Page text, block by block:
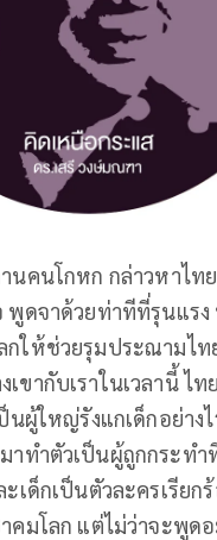
นคนโกหก กล่าวหาไท
พูดจาด้วยท่าทีที่รุนแรง
ให้ช่วยรุมประณามไท
ขากับเราในเวลานี้ ไท
นผู้ใหญ่รังแกเด็กอย่าง
าทำตัวเป็นผู้ถูกกระทำ
เด็กเป็นตัวละครเรียก
คมโลก แต่ไม่ว่าจะพูดอ